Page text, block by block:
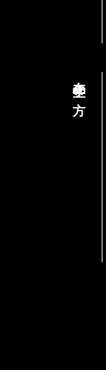
在学生の方